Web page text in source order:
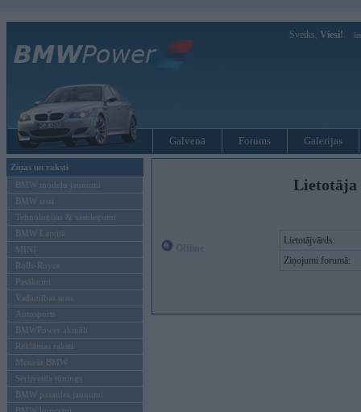
Sveiks, Viesi!
Galvenā Forums Galerijas
Ziņas un raksti
BMW modeļu jaunumi
BMW testi
Tehnoloģijas & sasniegumi
BMW Latvijā
MINI
Rolls-Royce
Pasākumi
Vadāmības tests
Autosports
BMWPower aktuāli
Reklāmas raksti
Mēneša BMW
Sērijveida tūnings
BMW pasaules jaunumi
Lietotāja
Lietotājvārds:
Ziņojumi forumā: